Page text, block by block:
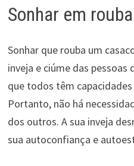
Sonhar em
Sonhar que rouba um
inveja e ciúme das pessoas
que todos têm
Portanto, não há
dos outros. A sua inveja
sua autoconfiança e